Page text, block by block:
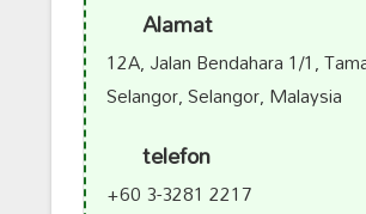
Alamat
12A, Jalan Bendahara 1/1,
Selangor, Selangor, Malaysia
telefon
+60 3-3281 2217